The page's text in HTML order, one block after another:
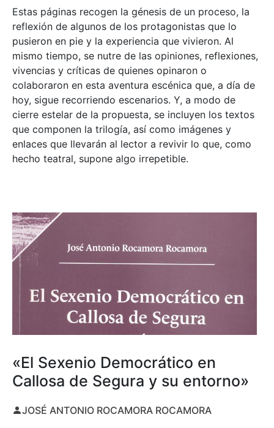
Estas páginas recogen la génesis de un proceso, la
reflexión de algunos de los protagonistas que lo
pusieron en pie y la experiencia que vivieron. Al
mismo tiempo, se nutre de las opiniones, reflexiones,
vivencias y críticas de quienes opinaron o
colaboraron en esta aventura escénica que, a día de
hoy, sigue recorriendo escenarios. Y, a modo de
cierre estelar de la propuesta, se incluyen los textos
que componen la trilogía, así como imágenes y
enlaces que llevarán al lector a revivir lo que, como
hecho teatral, supone algo irrepetible.
«El Sexenio Democrático en
Callosa de Segura y su entorno»
JOSÉ ANTONIO ROCAMORA ROCAMORA